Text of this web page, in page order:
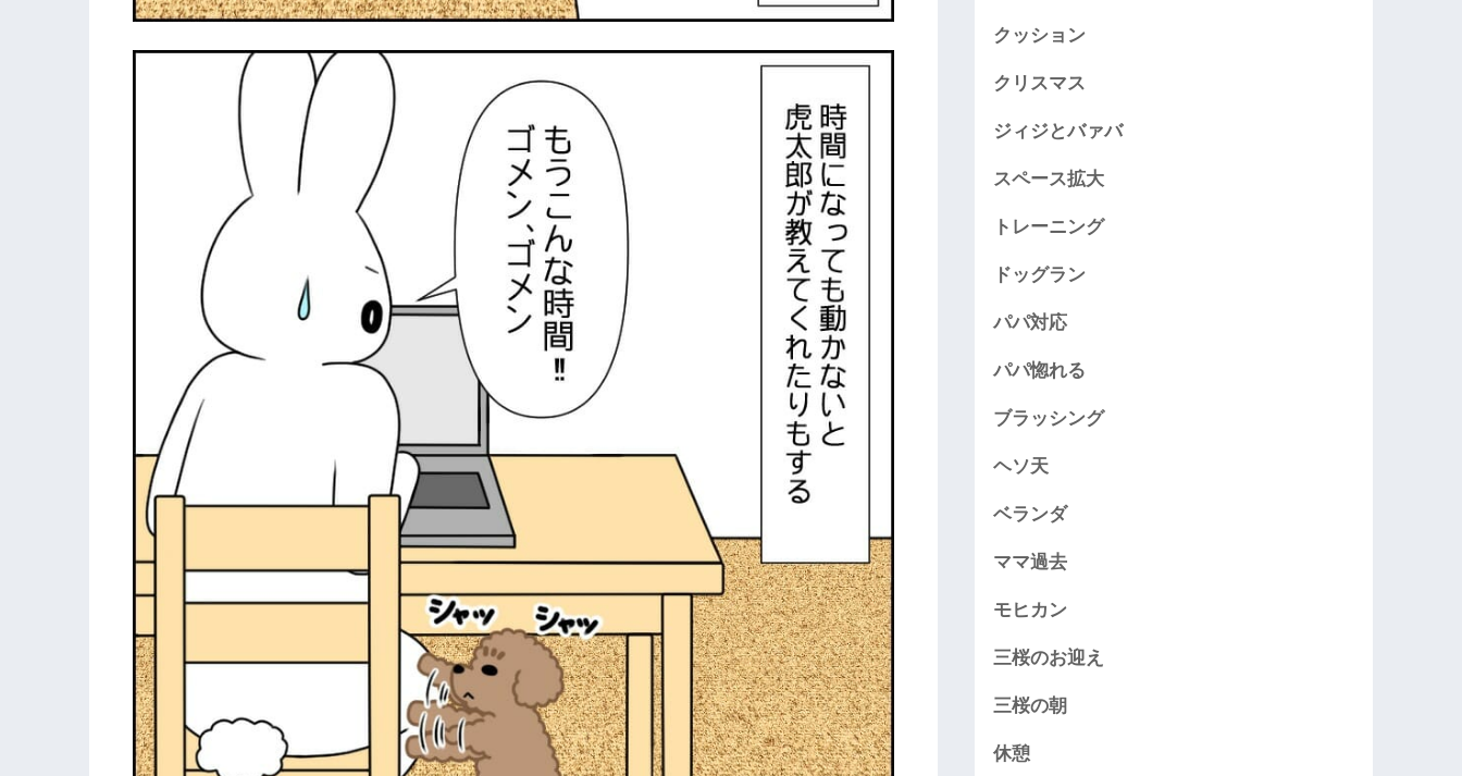
クッション
クリスマス
ジィジとバァバ
スペース拡大
トレーニング
ドッグラン
パパ対応
パパ惚れる
ブラッシング
ヘソ天
ベランダ
ママ過去
モヒカン
三桜のお迎え
三桜の朝
休憩